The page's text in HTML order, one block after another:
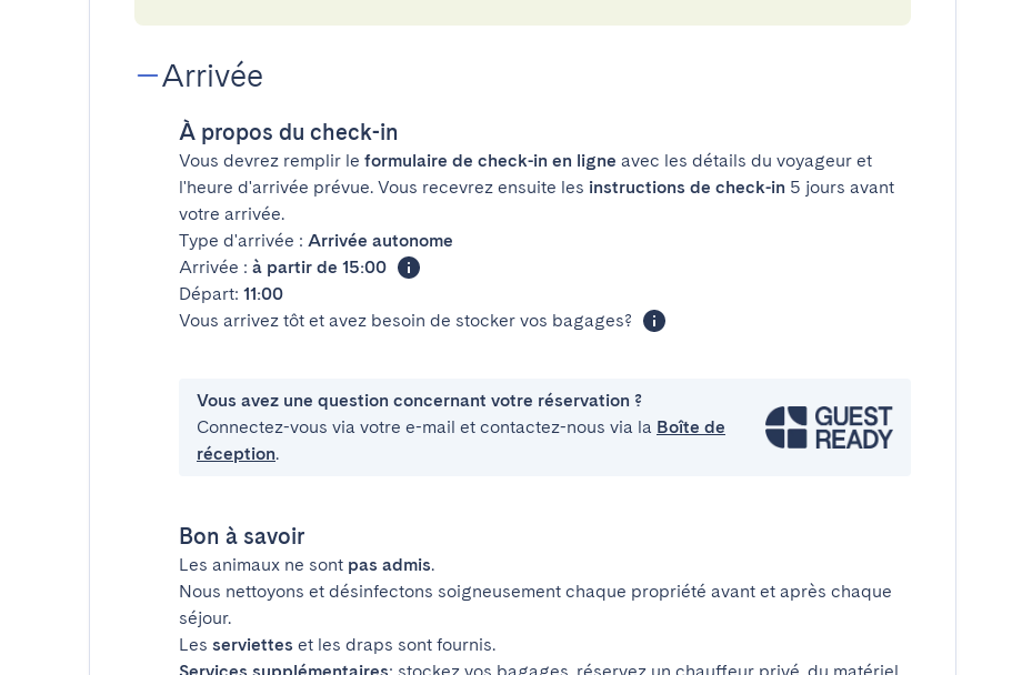
Arrivée
À propos du check-in
Vous devrez remplir le formulaire de check-in en ligne avec les détails du voyageur et
l'heure d'arrivée prévue. Vous recevrez ensuite les instructions de check-in 5 jours avant
votre arrivée.
Type d'arrivée : Arrivée autonome
Arrivée : à partir de 15:00
Départ: 11:00
Vous arrivez tôt et avez besoin de stocker vos bagages?
Vous avez une question concernant votre réservation ?
Connectez-vous via votre e-mail et contactez-nous via la Boîte de
réception.
Bon à savoir
Les animaux ne sont pas admis.
Nous nettoyons et désinfectons soigneusement chaque propriété avant et après chaque
séjour.
Les serviettes et les draps sont fournis.